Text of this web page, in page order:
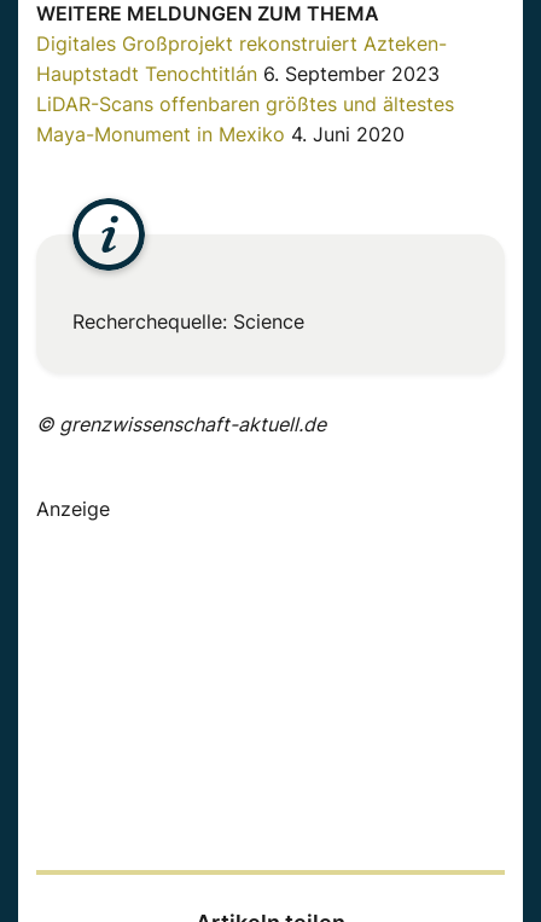
WEITERE MELDUNGEN ZUM THEMA
Digitales Großprojekt rekonstruiert Azteken-
Hauptstadt Tenochtitlán 6. September 2023
LiDAR-Scans offenbaren größtes und ältestes
Maya-Monument in Mexiko 4. Juni 2020
Recherchequelle: Science
© grenzwissenschaft-aktuell.de
Anzeige